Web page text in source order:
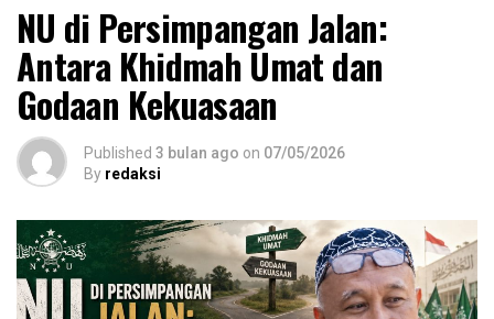
NU di Persimpangan Jalan:
Antara Khidmah Umat dan
Godaan Kekuasaan
Published 3 bulan ago on 07/05/2026
By redaksi